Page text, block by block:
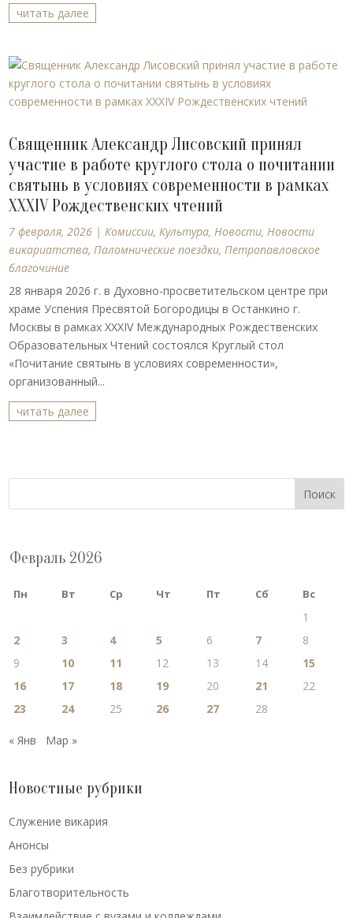
читать далее
Священник Александр Лисовский принял
участие в работе круглого стола о почитании
святынь в условиях современности в рамках
XXXIV Рождественских чтений
7 февраля, 2026 |Комиссии,Культура,Новости,Новости
викариатства,Паломнические поездки,Петропавловское
благочиние
28 января 2026 г. в Духовно-просветительском центре при
храме Успения Пресвятой Богородицы в Останкино г.
Москвы в рамках XXXIV Международных Рождественских
Образовательных Чтений состоялся Круглый стол
«Почитание святынь в условиях современности»,
организованный...
читать далее
Поиск
Февраль 2026
Пн Вт Ср Чт Пт Сб Вс
1
2
3 4 5 6 7
8
9
10 11 12 13 14
15
16
17 18 19 20 21
22
23
24 25 26 27 28
« Янв Мар »
Новостные рубрики
Cлужение викария
Анонсы
Без рубрики
Благотворительность